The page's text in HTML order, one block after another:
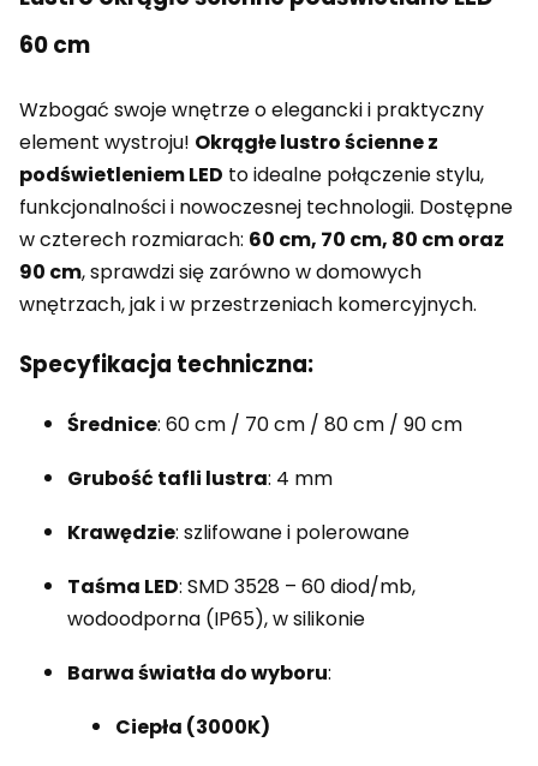
60 cm
Wzbogać swoje wnętrze o elegancki i praktyczny
element wystroju! Okrągłe lustro ścienne z
podświetleniem LED to idealne połączenie stylu,
funkcjonalności i nowoczesnej technologii. Dostępne
w czterech rozmiarach: 60 cm, 70 cm, 80 cm oraz
90 cm, sprawdzi się zarówno w domowych
wnętrzach, jak i w przestrzeniach komercyjnych.
Specyfikacja techniczna:
Średnice: 60 cm / 70 cm / 80 cm / 90 cm
Grubość tafli lustra: 4 mm
Krawędzie: szlifowane i polerowane
Taśma LED: SMD 3528 – 60 diod/mb,
wodoodporna (IP65), w silikonie
Barwa światła do wyboru:
Ciepła (3000K)